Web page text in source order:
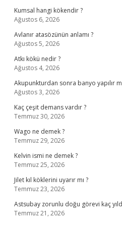
Kumsal hangi kökendir ?
Ağustos 6, 2026
Avlanır atasözünün anlamı ?
Ağustos 5, 2026
Atkı kökü nedir ?
Ağustos 4, 2026
Akupunkturdan sonra banyo yapılır
Ağustos 3, 2026
Kaç çeşit demans vardır ?
Temmuz 30, 2026
Wago ne demek ?
Temmuz 29, 2026
Kelvin ismi ne demek ?
Temmuz 25, 2026
Jilet kıl köklerini uyarır mı ?
Temmuz 23, 2026
Astsubay zorunlu doğu görevi kaç
Temmuz 21, 2026